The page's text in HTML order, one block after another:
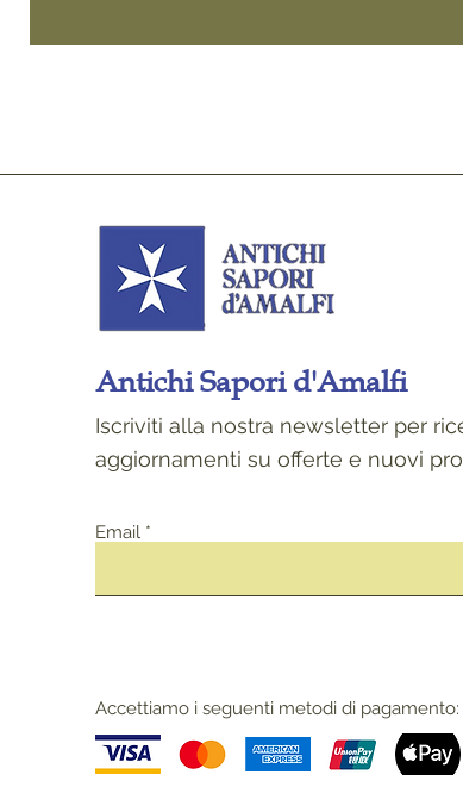
Antichi Sapori d'Amalfi
Iscriviti alla nostra newsletter per
aggiornamenti su offerte e nuovi
Email
Accettiamo i seguenti metodi di pagamento: